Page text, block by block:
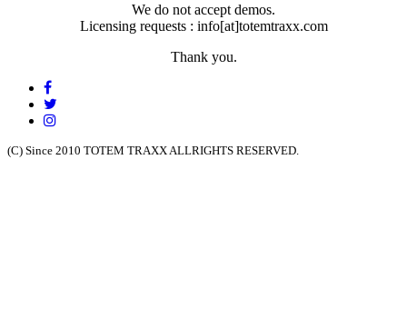
We do not accept demos.
Licensing requests : info[at]totemtraxx.com
Thank you.
Facebook
リ
ン
Twitter
リ
ク
Instagram
ン
(C) Since 2010 TOTEM TRAXX ALLRIGHTS RESERVED.